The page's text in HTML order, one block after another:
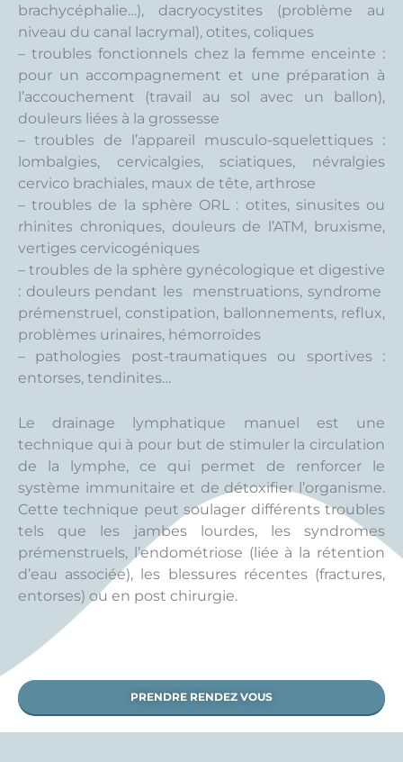
brachycéphalie…), dacryocystites (problème au
niveau du canal lacrymal), otites, coliques
– troubles fonctionnels chez la femme enceinte :
pour un accompagnement et une préparation à
l’accouchement (travail au sol avec un ballon),
douleurs liées à la grossesse
– troubles de l’appareil musculo-squelettiques :
lombalgies, cervicalgies, sciatiques, névralgies
cervico brachiales, maux de tête, arthrose
– troubles de la sphère ORL : otites, sinusites ou
rhinites chroniques, douleurs de l’ATM, bruxisme,
vertiges cervicogéniques
– troubles de la sphère gynécologique et digestive
: douleurs pendant les menstruations, syndrome
prémenstruel, constipation, ballonnements, reflux,
problèmes urinaires, hémorroïdes
– pathologies post-traumatiques ou sportives :
entorses, tendinites…
Le drainage lymphatique manuel est une
technique qui à pour but de stimuler la circulation
de la lymphe, ce qui permet de renforcer le
système immunitaire et de détoxifier l’organisme.
Cette technique peut soulager différents troubles
tels que les jambes lourdes, les syndromes
prémenstruels, l’endométriose (liée à la rétention
d’eau associée), les blessures récentes (fractures,
entorses) ou en post chirurgie.
PRENDRE RENDEZ VOUS